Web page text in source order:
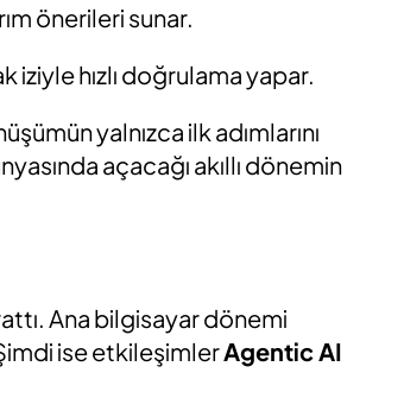
önerileri sunar.
iziyle hızlı doğrulama yapar.
yalnızca ilk adımlarını
açacağı akıllı dönemin
Ana bilgisayar dönemi
ise etkileşimlerAgentic AI